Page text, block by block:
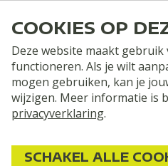
COOKIES OP
Deze website maakt gebruik
functioneren. Als je wilt
mogen gebruiken, kan je
wijzigen. Meer informatie is
privacyverklaring.
SCHAKEL ALLE